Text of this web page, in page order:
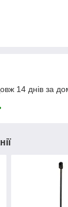
14 днів за